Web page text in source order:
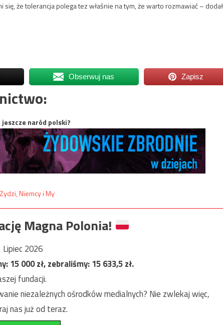
że tolerancja polega tez właśnie na tym, że warto rozmawiać –
Obserwuj nas Zapisz
jeszcze naród polski?
Magna Polonia!
Lipiec 2026
15 000zł, zebraliśmy:15 633,5zł.
fundacji.
niezależnych ośrodków medialnych? Nie zwlekaj więc,
nas już od teraz.